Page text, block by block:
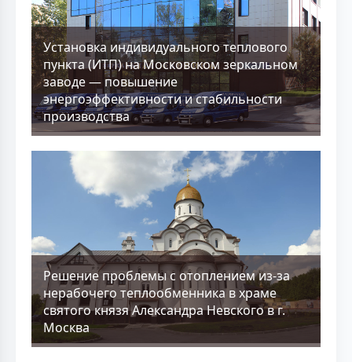
Установка индивидуального теплового
пункта (ИТП) на Московском зеркальном
заводе — повышение
энергоэффективности и стабильности
производства
Решение проблемы с отоплением из-за
нерабочего теплообменника в храме
святого князя Александра Невского в г.
Москва